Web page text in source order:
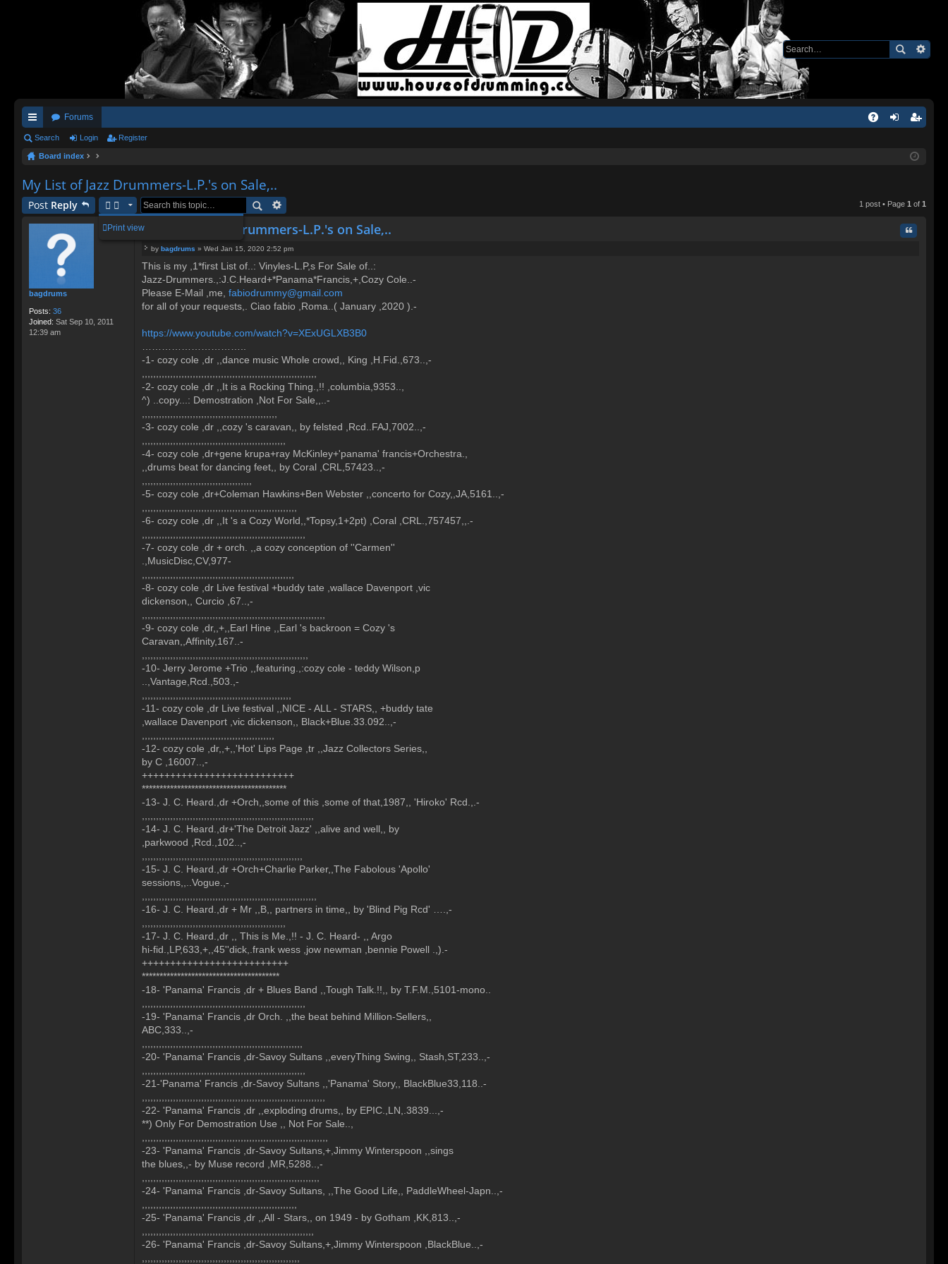
ui
ck
lin
ks
Forums
ist
Search Login Register
Board index
My List of Jazz Drummers-L.P.'s on Sale,..
Post Reply
Print view
1 post • Page 1 of 1
bagdrums
Posts: 36
Joined: Sat Sep 10, 2011
12:39 am
My List of Jazz Drummers-L.P.'s on Sale,.. Quote
o
s
t
by bagdrums » Wed Jan 15, 2020 2:52 pm
This is my ,1*first List of..: Vinyles-L.P,s For Sale of..:
Jazz-Drummers.,:J.C.Heard+*Panama*Francis,+,Cozy Cole..-
Please E-Mail ,me, fabiodrummy@gmail.com
for all of your requests,. Ciao fabio ,Roma..( January ,2020 ).-
https://www.youtube.com/watch?v=XExUGLXB3B0
-1- cozy cole ,dr ,,dance music Whole crowd,, King ,H.Fid.,673..,-
-2- cozy cole ,dr ,,It is a Rocking Thing.,!! ,columbia,9353..,
^) ..copy...: Demostration ,Not For Sale,,..-
-3- cozy cole ,dr ,,cozy 's caravan,, by felsted ,Rcd..FAJ,7002..,-
-4- cozy cole ,dr+gene krupa+ray McKinley+'panama' francis+Orchestra.,
,,drums beat for dancing feet,, by Coral ,CRL,57423..,-
-5- cozy cole ,dr+Coleman Hawkins+Ben Webster ,,concerto for Cozy,,JA,5161..,-
-6- cozy cole ,dr ,,It 's a Cozy World,,*Topsy,1+2pt) ,Coral ,CRL.,757457,,.-
-7- cozy cole ,dr + orch. ,,a cozy conception of ''Carmen''
.,MusicDisc,CV,977-
-8- cozy cole ,dr Live festival +buddy tate ,wallace Davenport ,vic
dickenson,, Curcio ,67..,-
-9- cozy cole ,dr,,+,,Earl Hine ,,Earl 's backroon = Cozy 's
Caravan,,Affinity,167..-
-10- Jerry Jerome +Trio ,,featuring.,:cozy cole - teddy Wilson,p
..,Vantage,Rcd.,503.,-
-11- cozy cole ,dr Live festival ,,NICE - ALL - STARS,, +buddy tate
,wallace Davenport ,vic dickenson,, Black+Blue.33.092..,-
-12- cozy cole ,dr,,+,,'Hot' Lips Page ,tr ,,Jazz Collectors Series,,
by C ,16007..,-
+++++++++++++++++++++++++++
*****************************************
-13- J. C. Heard.,dr +Orch,,some of this ,some of that,1987,, 'Hiroko' Rcd.,.-
-14- J. C. Heard.,dr+'The Detroit Jazz' ,,alive and well,, by
,parkwood ,Rcd.,102..,-
-15- J. C. Heard.,dr +Orch+Charlie Parker,,The Fabolous 'Apollo'
sessions,,..Vogue.,-
-16- J. C. Heard.,dr + Mr ,,B,, partners in time,, by 'Blind Pig Rcd' ….,-
-17- J. C. Heard.,dr ,, This is Me.,!! - J. C. Heard- ,, Argo
hi-fid.,LP,633,+,,45''dick,.frank wess ,jow newman ,bennie Powell .,).-
++++++++++++++++++++++++++
***************************************
-18- 'Panama' Francis ,dr + Blues Band ,,Tough Talk.!!,, by T.F.M.,5101-mono..
-19- 'Panama' Francis ,dr Orch. ,,the beat behind Million-Sellers,,
ABC,333..,-
-20- 'Panama' Francis ,dr-Savoy Sultans ,,everyThing Swing,, Stash,ST,233..,-
-21-'Panama' Francis ,dr-Savoy Sultans ,,'Panama' Story,, BlackBlue33,118..-
-22- 'Panama' Francis ,dr ,,exploding drums,, by EPIC.,LN,.3839...,-
**) Only For Demostration Use ,, Not For Sale..,
-23- 'Panama' Francis ,dr-Savoy Sultans,+,Jimmy Winterspoon ,,sings
the blues,,- by Muse record ,MR,5288..,-
-24- 'Panama' Francis ,dr-Savoy Sultans, ,,The Good Life,, PaddleWheel-Japn..,-
-25- 'Panama' Francis ,dr ,,All - Stars,, on 1949 - by Gotham ,KK,813..,-
-26- 'Panama' Francis ,dr-Savoy Sultans,+,Jimmy Winterspoon ,BlackBlue..,-